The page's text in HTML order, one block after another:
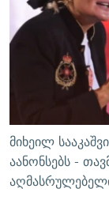
ᲛᲝᲚᲐᲞᲐᲠᲐᲙᲔ
ᲨᲘᲜ - ᲣᲪᲮᲝᲔᲗᲨᲘ
ᲐᲛᲔᲠᲘᲙᲣᲚᲘ
ᲘᲛᲞᲔᲠᲘᲐ ᲓᲐ
ᲩᲔᲛᲘ
11 ᲬᲔᲚᲘ - 11
ᲑᲐᲕᲨᲕᲔᲑᲘ
5 ᲐᲛᲑᲐᲕᲘ - 20
ᲐᲒᲕᲘᲡᲢᲝᲡ ᲝᲛᲘ
ПРИВЕТ
ᲒᲐᲛᲝᲘᲬᲔᲠᲔ
რთე/რთ-ის
მიხეილ
აანონსებს -